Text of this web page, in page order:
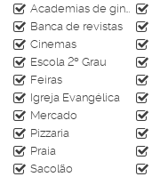
www.rahimoveis.com
CRECI J-4728
Academias de ginástica
Banca de revistas
Cinemas
Escola 2º Grau
Feiras
Igreja Evangélica
Mercado
Pizzaria
Praia
Sacolão